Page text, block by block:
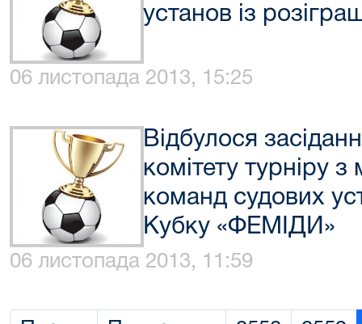
установ із
06 листопада 2013, 15:25
Відбулося
комітету турніру
команд судових
Кубку «ФЕМІДИ»
06 листопада 2013, 11:59